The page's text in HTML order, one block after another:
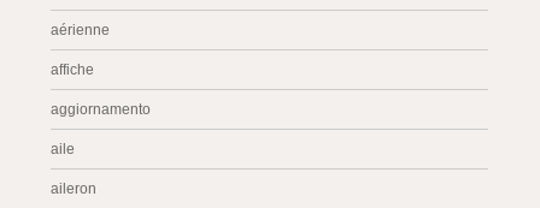
aérienne
affiche
aggiornamento
aile
aileron